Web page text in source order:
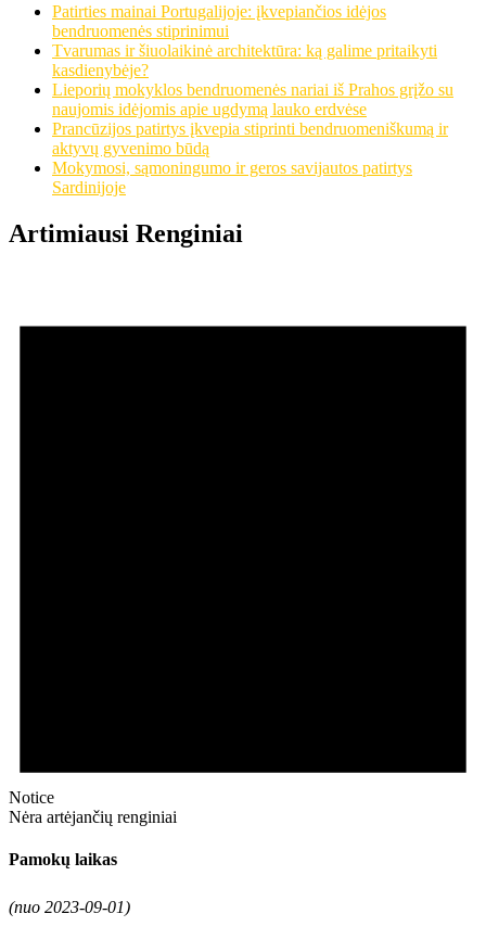
Patirties mainai Portugalijoje: įkvepiančios idėjos
bendruomenės stiprinimui
Tvarumas ir šiuolaikinė architektūra: ką galime pritaikyti
kasdienybėje?
Lieporių mokyklos bendruomenės nariai iš Prahos grįžo su
naujomis idėjomis apie ugdymą lauko erdvėse
Prancūzijos patirtys įkvepia stiprinti bendruomeniškumą ir
aktyvų gyvenimo būdą
Mokymosi, sąmoningumo ir geros savijautos patirtys
Sardinijoje
Artimiausi Renginiai
Notice
Nėra artėjančių renginiai
Pamokų laikas
(nuo 2023-09-01)